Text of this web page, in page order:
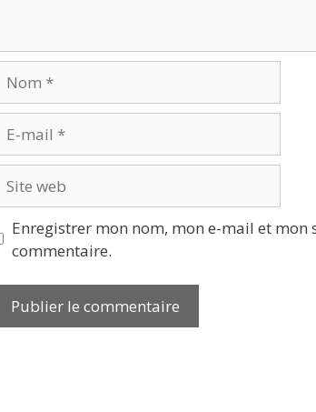
mail
web
Enregistrer mon nom, mon e-mail et
commentaire.